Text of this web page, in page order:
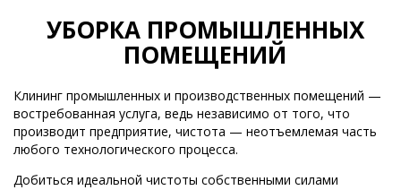
УБОРКА ПРОМЫШЛЕННЫХ
ПОМЕЩЕНИЙ
Клининг промышленных и производственных помещений —
востребованная услуга, ведь независимо от того, что
производит предприятие, чистота — неотъемлемая часть
любого технологического процесса.
Добиться идеальной чистоты собственными силами